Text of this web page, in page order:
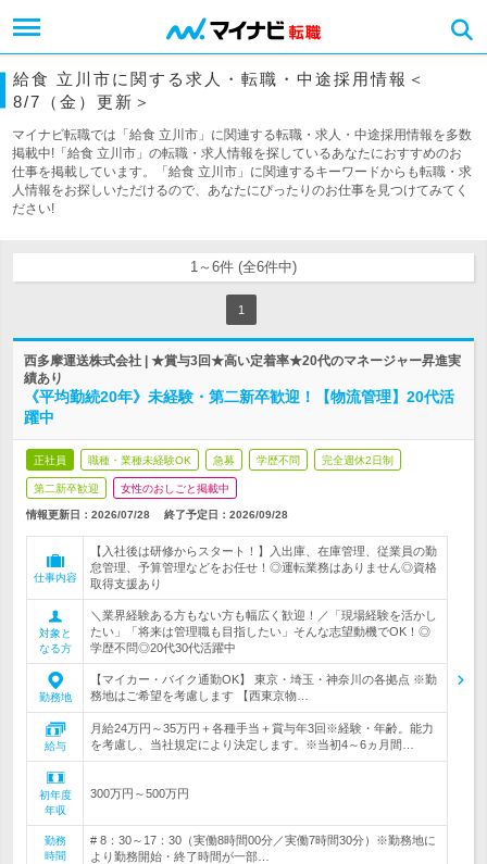
給食 立川市に関する求人・転職・中途採用情報＜
8/7（金）更新＞
マイナビ転職では「給食 立川市」に関連する転職・求人・中途採用情報を多数
掲載中!「給食 立川市」の転職・求人情報を探しているあなたにおすすめのお
仕事を掲載しています。「給食 立川市」に関連するキーワードからも転職・求
人情報をお探しいただけるので、あなたにぴったりのお仕事を見つけてみてく
ださい!
1～6件 (全6件中)
1
西多摩運送株式会社 | ★賞与3回★高い定着率★20代のマネージャー昇進実
績あり
《平均勤続20年》未経験・第二新卒歓迎！【物流管理】20代活
躍中
正社員 職種・業種未経験OK 急募 学歴不問 完全週休2日制
第二新卒歓迎 女性のおしごと掲載中
情報更新日：2026/07/28 終了予定日： 2026/09/28
仕事内容
【入社後は研修からスタート！】入出庫、在庫管理、従業員の勤
怠管理、予算管理などをお任せ！◎運転業務はありません◎資格
取得支援あり
対象と
なる方
＼業界経験ある方もない方も幅広く歓迎！／「現場経験を活かし
たい」「将来は管理職も目指したい」そんな志望動機でOK！◎
学歴不問◎20代30代活躍中
勤務地
【マイカー・バイク通勤OK】 東京・埼玉・神奈川の各拠点 ※勤
務地はご希望を考慮します 【西東京物…
給与
月給24万円～35万円＋各種手当＋賞与年3回※経験・年齢。能力
を考慮し、当社規定により決定します。※当初4～6ヵ月間…
初年度
年収
300万円～500万円
勤務
時間
# 8：30～17：30（実働8時間00分／実働7時間30分）※勤務地に
より勤務開始・終了時間が一部…